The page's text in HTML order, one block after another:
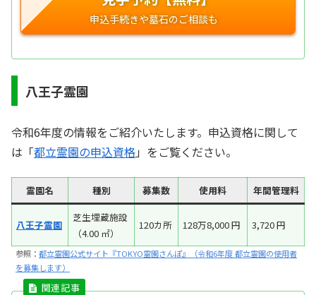
八王子霊園
令和6年度の情報をご紹介いたします。申込資格に関して
は「都立霊園の申込資格」をご覧ください。
霊園名 種別 募集数 使用料 年間管理料
八王子霊園
芝生埋蔵施設
（4.00 ㎡）
120カ所 128万8,000 円 3,720 円
参照： 都立霊園公式サイト『TOKYO霊園さんぽ』（令和6年度 都立霊園の使用者
を募集します）